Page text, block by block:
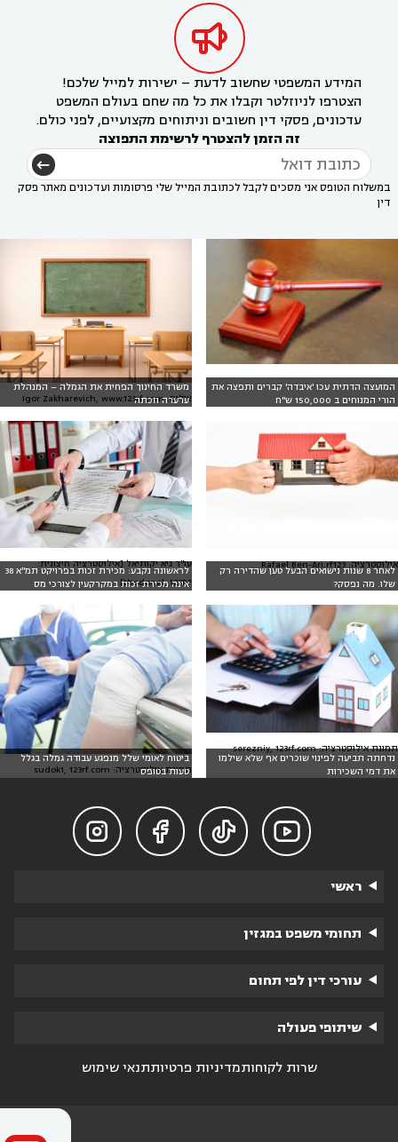

המידע המשפטי שחשוב לדעת – ישירות למייל שלכם!
הצטרפו לניוזלטר וקבלו את כל מה שחם בעולם המשפט
עדכונים, פסקי דין חשובים וניתוחים מקצועיים, לפני כולם.
זה הזמן להצטרף לרשימת התפוצה
במשלוח הטופס אני מסכים לקבל לכתובת המייל שלי פרסומות ועדכונים מאתר פסק
דין
המועצה הדתית עכו 'איבדה' קברים ותפצה את
הורי המנוחים ב 150,000 ש"ח
משרד החינוך הפחית את הגמלה – המנהלת
ערערה וזכתה
צילום: Igor Zakharevich, www.123rf.com
לאחר 8 שנות נישואים הבעל טען שהדירה רק
שלו. מה נפסק?
אילוסטרציה: Rafael Ben-Ari.rf123
לראשונה נקבע: מכירת זכות בפרויקט תמ"א 38
אינה מכירת זכות במקרקעין לצורכי מס
עו"ד גיא יקותיאל [אילוסטרציה חיצונית:
thodonal, 123RF]
נדחתה תביעה לפינוי שוכרים אף שלא שילמו
את דמי השכירות
תמונת אילוסטרציה: serezniy, 123rf.com
ביטוח לאומי שלל מנפגע עבודה גמלה בגלל
טעות בטופס
תמונת אילוסטרציה: sudok1, 123rf.com




ראשי
תחומי משפט במגזין
עורכי דין לפי תחום
שיתופי פעולה
שרות לקוחותמדיניות פרטיותתנאי שימוש